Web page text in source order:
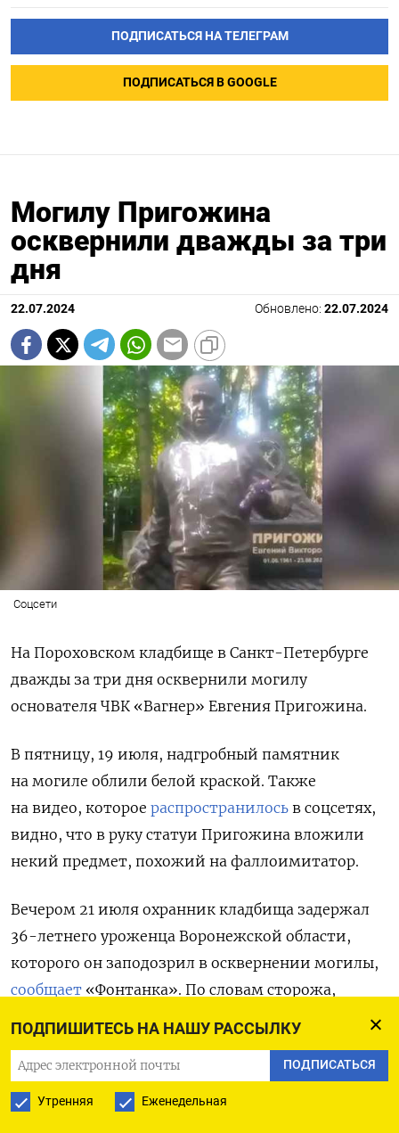
ПОДПИШИТЕСЬ НА НАШУ РАССЫЛКУ
ПОДПИСАТЬСЯ
Утренняя Еженедельная
ПОДПИСАТЬСЯ НА ТЕЛЕГРАМ
ПОДПИСАТЬСЯ В GOOGLE
Могилу Пригожина
осквернили дважды за три
дня
22.07.2024 Обновлено: 22.07.2024
Соцсети
На Пороховском кладбище в Санкт-Петербурге
дважды за три дня осквернили могилу
основателя ЧВК «Вагнер» Евгения Пригожина.
В пятницу, 19 июля, надгробный памятник
на могиле облили белой краской. Также
на видео, которое распространилось в соцсетях,
видно, что в руку статуи Пригожина вложили
некий предмет, похожий на фаллоимитатор.
Вечером 21 июля охранник кладбища задержал
36-летнего уроженца Воронежской области,
которого он заподозрил в осквернении могилы,
сообщает «Фонтанка». По словам сторожа,
задержанный наклеил на надгробие три плаката.
ноем» («Розвідка Ноєм» — украинский
телеграм-канал. — ТМТ), «Степан Засунько»